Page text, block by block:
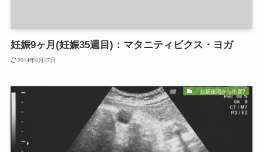
妊娠9ヶ月(妊娠35週目)：マタニティビクス・ヨガ
2014年6月27日
妊娠後期から出産2